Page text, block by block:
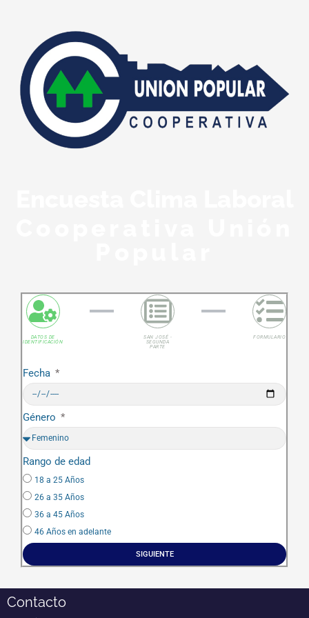
DATOS DE
IDENTIFICACIÓN
SAN JOSÉ -
SEGUNDA
PARTE
FORMULARIO
Fecha
Género
Rango de edad
18 a 25 Años
26 a 35 Años
36 a 45 Años
46 Años en adelante
SIGUIENTE
Contacto